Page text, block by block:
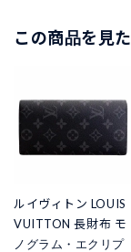
この商品を見
ルイヴィトン LOUIS
VUITTON 長財布 モ
ノグラム・エクリプ